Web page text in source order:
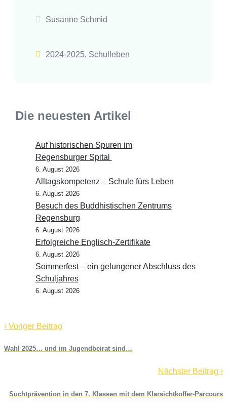
Susanne Schmid
2024-2025, Schulleben
Die neuesten Artikel
Auf historischen Spuren im
Regensburger Spital
6. August 2026
Alltagskompetenz – Schule fürs Leben
6. August 2026
Besuch des Buddhistischen Zentrums
Regensburg
6. August 2026
Erfolgreiche Englisch-Zertifikate
6. August 2026
Sommerfest – ein gelungener Abschluss des
Schuljahres
6. August 2026
‹ Voriger Beitrag
Wahl 2025… und im Jugendbeirat sind…
Nächster Beitrag ›
Suchtprävention in den 7. Klassen mit dem Klarsichtkoffer-Parcours